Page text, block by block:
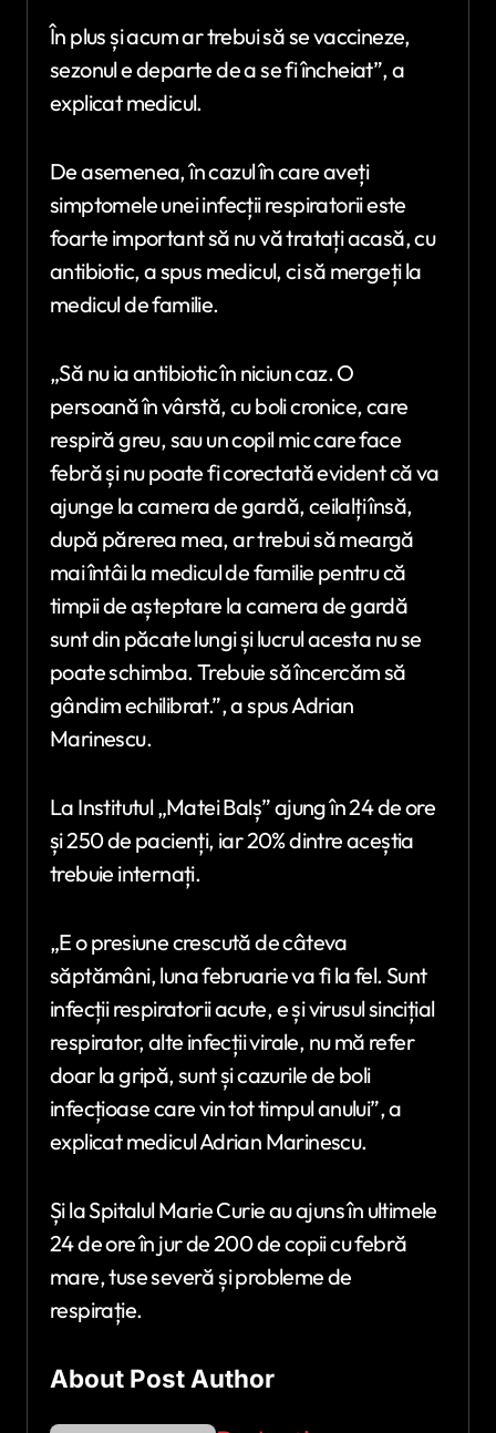
În plus și acum ar trebui să se vaccineze,
sezonul e departe de a se fi încheiat”, a
explicat medicul.
De asemenea, în cazul în care aveți
simptomele unei infecții respiratorii este
foarte important să nu vă tratați acasă, cu
antibiotic, a spus medicul, ci să mergeți la
medicul de familie.
„Să nu ia antibiotic în niciun caz. O
persoană în vârstă, cu boli cronice, care
respiră greu, sau un copil mic care face
febră și nu poate fi corectată evident că va
ajunge la camera de gardă, ceilalți însă,
după părerea mea, ar trebui să meargă
mai întâi la medicul de familie pentru că
timpii de așteptare la camera de gardă
sunt din păcate lungi și lucrul acesta nu se
poate schimba. Trebuie să încercăm să
gândim echilibrat.”, a spus Adrian
Marinescu.
La Institutul „Matei Balș” ajung în 24 de ore
și 250 de pacienți, iar 20% dintre aceștia
trebuie internați.
„E o presiune crescută de câteva
săptămâni, luna februarie va fi la fel. Sunt
infecții respiratorii acute, e și virusul sincițial
respirator, alte infecții virale, nu mă refer
doar la gripă, sunt și cazurile de boli
infecțioase care vin tot timpul anului”, a
explicat medicul Adrian Marinescu.
Și la Spitalul Marie Curie au ajuns în ultimele
24 de ore în jur de 200 de copii cu febră
mare, tuse severă și probleme de
respirație.
About Post Author